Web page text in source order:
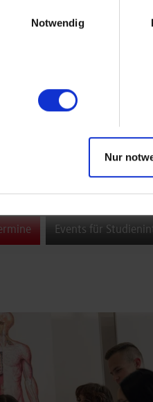
Notwendig
Nur
Studierende
zu
Events für